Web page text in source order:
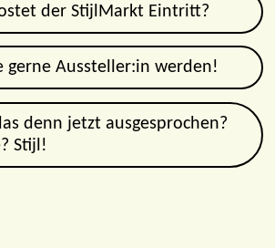
der StijlMarkt Eintritt?
gerne Aussteller:in werden!
denn jetzt ausgesprochen?
Stijl!